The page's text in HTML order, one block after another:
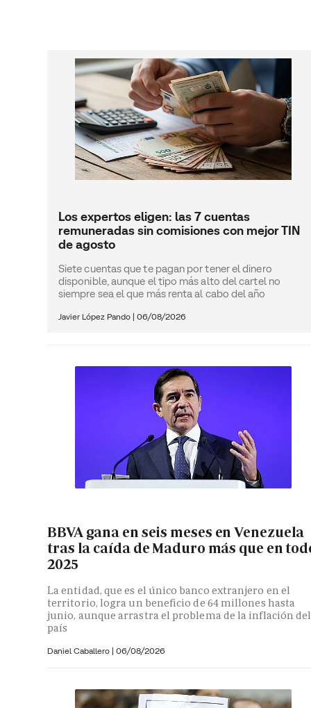
Los expertos eligen: las 7 cuentas
remuneradas sin comisiones con mejor TIN
de agosto
Siete cuentas que te pagan por tener el dinero
disponible, aunque el tipo más alto del cartel no
siempre sea el que más renta al cabo del año
Javier López Pando | 06/08/2026
BBVA gana en seis meses en Venezuela
tras la caída de Maduro más que en
2025
La entidad, que es el único banco extranjero en el
territorio, logra un beneficio de 64 millones hasta
junio, aunque arrastra el problema de la inflación del
país
Daniel Caballero | 06/08/2026